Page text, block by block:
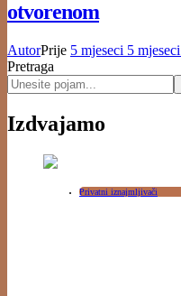
otvorenom
AutorPrije 5 mjeseci 5 mjeseci
Pretraga
Izdvajamo
Privatni iznajmljivači